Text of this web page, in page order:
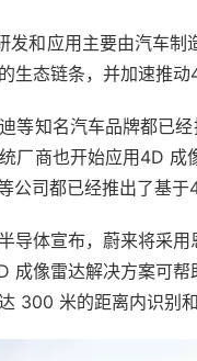
发和应用主要由汽车
生态链条，并加速推动
等知名汽车品牌都已
厂商也开始应用4D
公司都已经推出了基于
导体宣布，蔚来将采
成像雷达解决方案可帮
300 米的距离内识别